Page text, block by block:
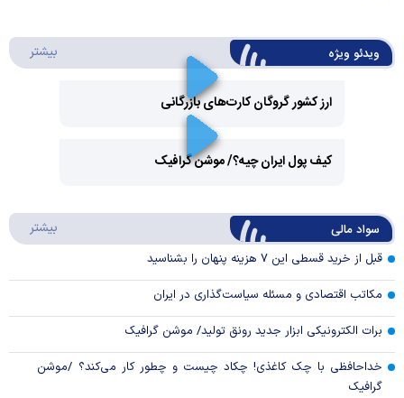
ویدئو ویژه بیشتر
ارز کشور گروگان کارت‌های بازرگانی
Video
کیف پول ایران چیه؟/ موشن گرافیک
سواد مالی بیشتر
قبل از خرید قسطی این ۷ هزینه پنهان را بشناسید
مکاتب اقتصادی و مسئله سیاست‌گذاری در ایران
برات الکترونیکی ابزار جدید رونق تولید/ موشن گرافیک
خداحافظی با چک کاغذی! چکاد چیست و چطور کار می‌کند؟ /موشن
گرافیک